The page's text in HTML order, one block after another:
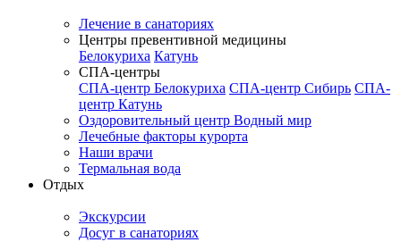
Лечение в санаториях
Центры превентивной медицины
Белокуриха Катунь
СПА-центры
СПА-центр Белокуриха СПА-центр Сибирь СПА-
центр Катунь
Оздоровительный центр Водный мир
Лечебные факторы курорта
Наши врачи
Термальная вода
Отдых
Экскурсии
Досуг в санаториях